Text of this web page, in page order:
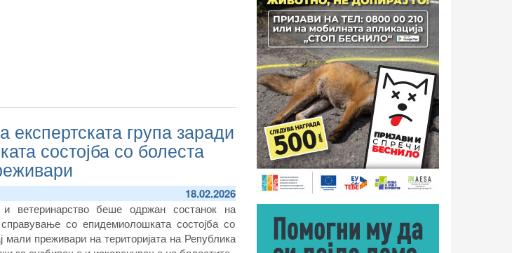
група заради
состојба со болеста
18.02.2026
ветеринарство беше одржан состанок на
со епидемиолошката состојба со
преживари на територијата на Република